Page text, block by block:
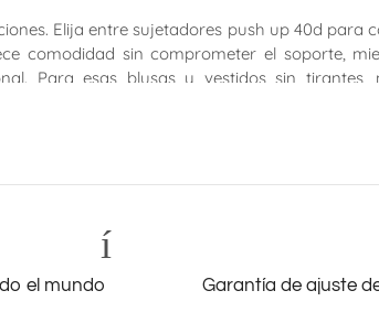
Elija entre sujetadores push up 40d
comodidad sin comprometer el soporte,
Para esas blusas y vestidos sin
40d, perfectamente diseñado para esas
de lencería. El sujetador push up con
envío_local
el mundo Garantía de ajuste